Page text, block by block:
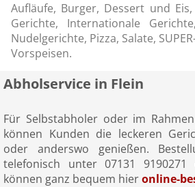
Aufläufe, Burger, Dessert und
Gerichte, Internationale
Nudelgerichte, Pizza, Salate,
Vorspeisen.
Abholservice in Flein
Für Selbstabholer oder im
können Kunden die leckeren
oder anderswo genießen.
telefonisch unter 07131 9190271
können ganz bequem hieronline-